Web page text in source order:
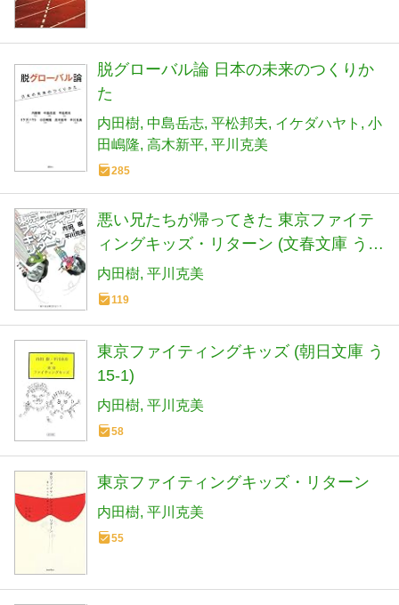
脱グローバル論 日本の未来のつくりか
た
内田樹 中島岳志 平松邦夫 イケダハヤト
小
田嶋隆 高木新平 平川克美
285
悪い兄たちが帰ってきた 東京ファイテ
ィングキッズ・リターン (文春文庫 う
19-6)
内田樹 平川克美
119
東京ファイティングキッズ (朝日文庫 う
15-1)
内田樹 平川克美
58
東京ファイティングキッズ・リターン
内田樹 平川克美
55